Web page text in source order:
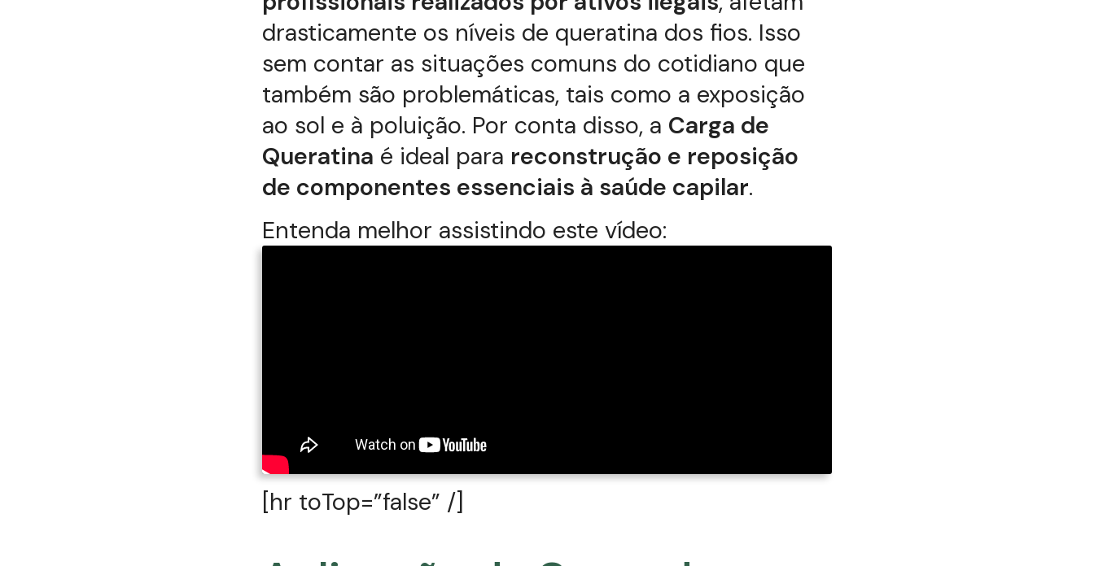
drasticamente os níveis de queratina dos fios. Isso
sem contar as situações comuns do cotidiano que
também são problemáticas, tais como a exposição
ao sol e à poluição. Por conta disso, a Carga de
Queratina é ideal para reconstrução e reposição
de componentes essenciais à saúde capilar.
Entenda melhor assistindo este vídeo:
[hr toTop=”false” /]